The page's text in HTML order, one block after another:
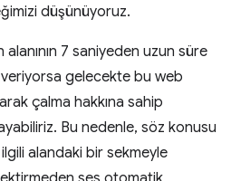
düşünüyoruz.
alanının 7 saniyeden uzun süre
veriyorsa gelecekte bu web
çalma hakkına sahip
Bu nedenle, söz konusu
ilgili alandaki bir sekmeyle